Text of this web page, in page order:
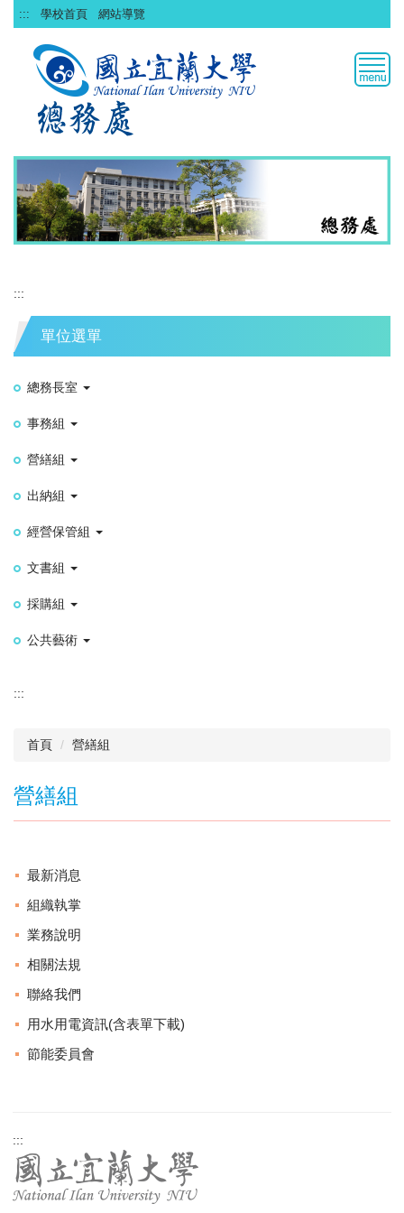
跳
到
::: 學校首頁 網站導覽
:::
單位選單
總務長室
事務組
營繕組
出納組
經營保管組
文書組
採購組
公共藝術
:::
首頁 營繕組
營繕組
最新消息
組織執掌
業務說明
相關法規
聯絡我們
用水用電資訊(含表單下載)
節能委員會
:::